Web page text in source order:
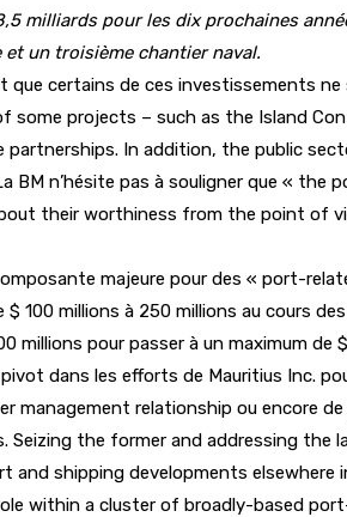
pour les dix prochaines
un troisième chantier naval.
que certains de ces investissements
some projects – such as the Island
In addition, the public
n’hésite pas à souligner que «
their worthiness from the point of
majeure pour des « port-
millions à 250 millions au cours
millions pour passer à un maximum
dans les efforts de Mauritius Inc.
relationship ou encore
the former and addressing the
and shipping developments
within a cluster of broadly-based